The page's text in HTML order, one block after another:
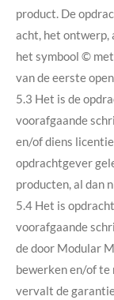
product. De
acht, het ontwerp,
het symbool ©
van de eerste
5.3 Het is de
voorafgaande
en/of diens
opdrachtgever
producten, al dan
5.4 Het is
voorafgaande
de door Modular
bewerken en/of
vervalt de